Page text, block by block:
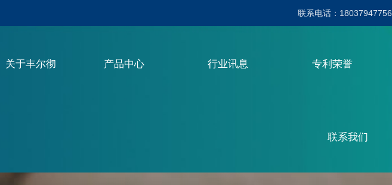
联系电话：18037947756
关于丰尔彻 产品中心 行业讯息 专利荣誉
联系我们